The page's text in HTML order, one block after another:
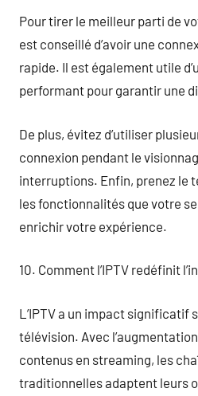
Pour tirer le meilleur parti de
est conseillé d’avoir une
rapide. Il est également utile
performant pour garantir une
De plus, évitez d’utiliser
connexion pendant le
interruptions. Enfin, prenez le
les fonctionnalités que votre
enrichir votre expérience.
10. Comment l’IPTV redéfinit
L’IPTV a un impact significatif
télévision. Avec
contenus en streaming, les
traditionnelles adaptent leurs